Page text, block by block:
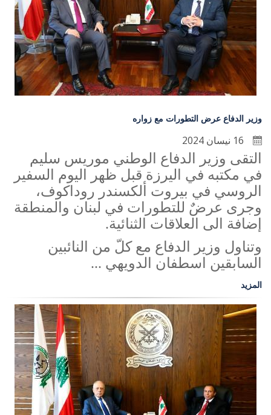
وزير الدفاع عرض التطورات مع زواره
التقى وزير الدفاع الوطني موريس سليم
في مكتبه في اليرزة قبل ظهر اليوم السفير
الروسي في بيروت ألكسندر روداكوف،
وجرى عرضٌ للتطورات في لبنان والمنطقة
إضافة الى العلاقات الثنائية.
وتناول وزير الدفاع مع كلّ من النائبين
السابقين اسطفان الدويهي ...
المزيد